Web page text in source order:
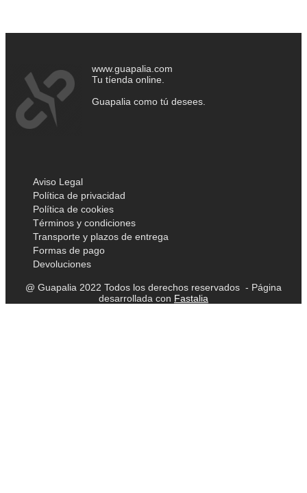
www.guapalia.com
Tu tíenda online.
Guapalia como tú desees.
Aviso Legal
Política de privacidad
Política de cookies
Términos y condiciones
Transporte y plazos de entrega
Formas de pago
Devoluciones
@ Guapalia 2022 Todos los derechos reservados - Página
desarrollada con Fastalia